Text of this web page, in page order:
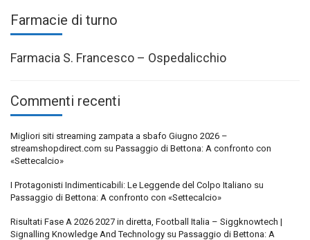
Farmacie di turno
Farmacia S. Francesco – Ospedalicchio
Commenti recenti
Migliori siti streaming zampata a sbafo Giugno 2026 –
streamshopdirect.com su Passaggio di Bettona: A confronto con
«Settecalcio»
I Protagonisti Indimenticabili: Le Leggende del Colpo Italiano su
Passaggio di Bettona: A confronto con «Settecalcio»
Risultati Fase A 2026 2027 in diretta, Football Italia – Siggknowtech |
Signalling Knowledge And Technology su Passaggio di Bettona: A